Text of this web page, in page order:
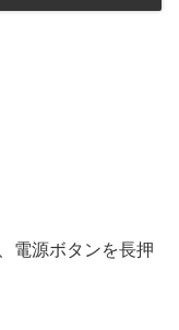
電源ボタンを長押